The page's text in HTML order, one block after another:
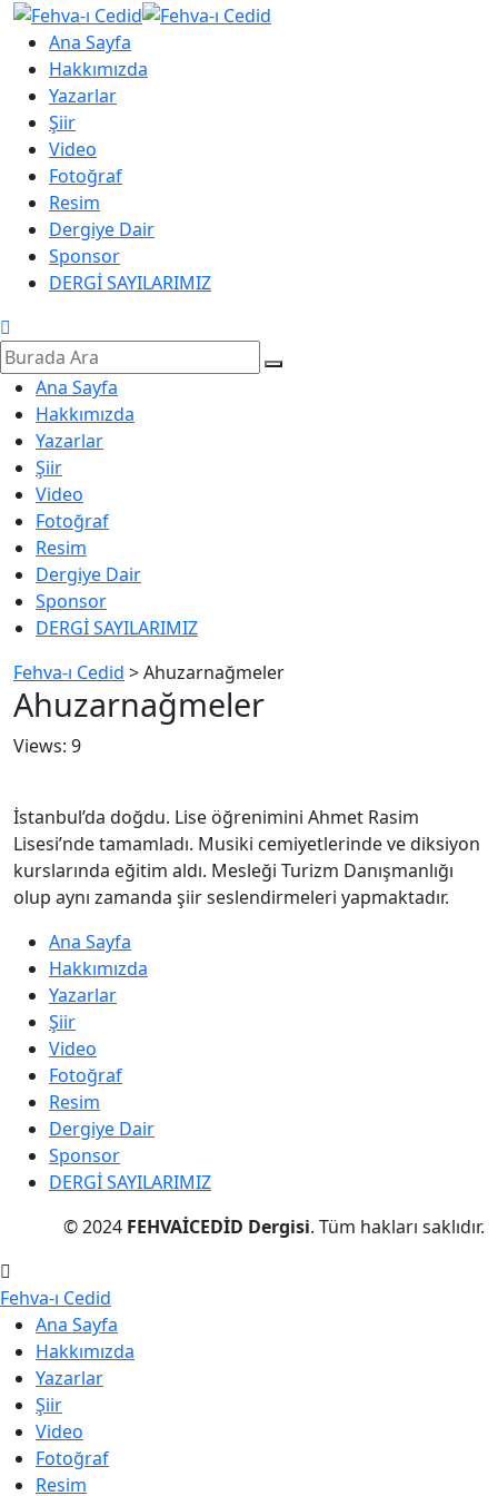
Ana Sayfa
Hakkımızda
Yazarlar
Şiir
Video
Fotoğraf
Resim
Dergiye Dair
Sponsor
DERGİ SAYILARIMIZ
Ana Sayfa
Hakkımızda
Yazarlar
Şiir
Video
Fotoğraf
Resim
Dergiye Dair
Sponsor
DERGİ SAYILARIMIZ
Fehva-ı Cedid >Ahuzarnağmeler
Ahuzarnağmeler
Views: 9
İstanbul’da doğdu. Lise öğrenimini Ahmet Rasim
Lisesi’nde tamamladı. Musiki cemiyetlerinde ve diksiyon
kurslarında eğitim aldı. Mesleği Turizm Danışmanlığı
olup aynı zamanda şiir seslendirmeleri yapmaktadır.
Ana Sayfa
Hakkımızda
Yazarlar
Şiir
Video
Fotoğraf
Resim
Dergiye Dair
Sponsor
DERGİ SAYILARIMIZ
© 2024 FEHVAİCEDİD Dergisi. Tüm hakları saklıdır.
Fehva-ı Cedid
Ana Sayfa
Hakkımızda
Yazarlar
Şiir
Video
Fotoğraf
Resim